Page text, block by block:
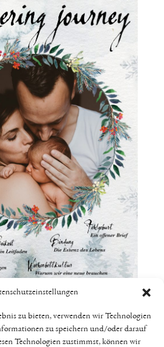
zu bieten, verwenden wir Technologien
zu speichern und/oder darauf
Technologien zustimmst, können wir